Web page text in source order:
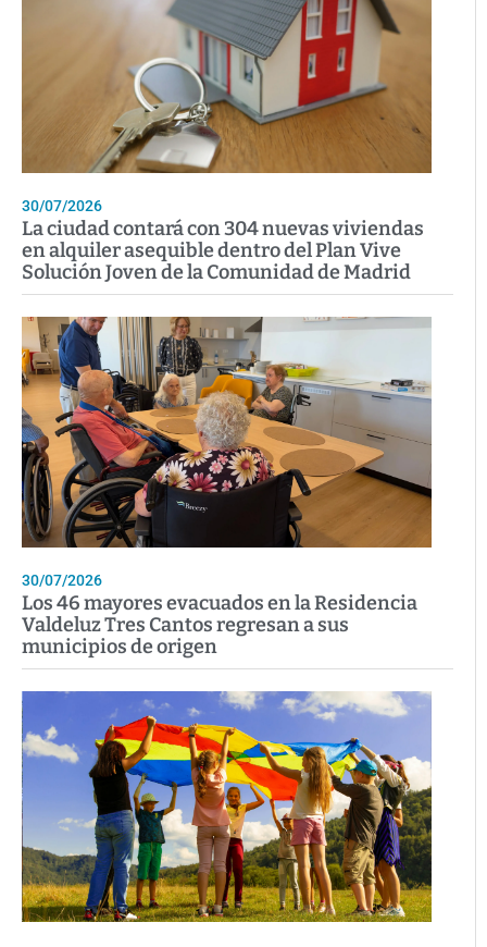
30/07/2026
La ciudad contará con 304 nuevas viviendas
en alquiler asequible dentro del Plan Vive
Solución Joven de la Comunidad de Madrid
30/07/2026
Los 46 mayores evacuados en la Residencia
Valdeluz Tres Cantos regresan a sus
municipios de origen